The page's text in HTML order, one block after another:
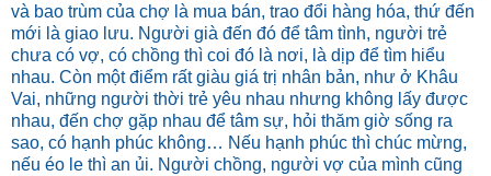
và bao trùm của chợ là mua bán, trao đổi hàng hóa, thứ đến
mới là giao lưu. Người già đến đó để tâm tình, người trẻ
chưa có vợ, có chồng thì coi đó là nơi, là dịp để tìm hiểu
nhau. Còn một điểm rất giàu giá trị nhân bản, như ở Khâu
Vai, những người thời trẻ yêu nhau nhưng không lấy được
nhau, đến chợ gặp nhau để tâm sự, hỏi thăm giờ sống ra
sao, có hạnh phúc không… Nếu hạnh phúc thì chúc mừng,
nếu éo le thì an ủi. Người chồng, người vợ của mình cũng